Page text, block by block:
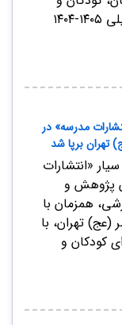
مردم بی‌گناه در آخرین ماه از سال تحصیلی ۱۴۰۵-۱۴۰۴
مدرسه» در
تهران برپا شد
«انتشارات
پژوهش و
همزمان با
(عج) تهران، با
کودکان و